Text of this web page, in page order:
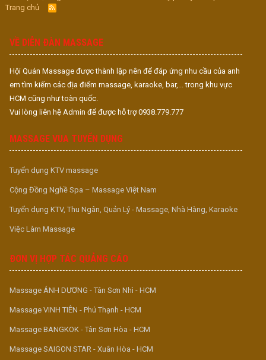
Trang chủ
R
S
VỀ DIỄN ĐÀN MASSAGE
Hội Quán Massage được thành lập nên để đáp ứng nhu cầu của anh
em tìm kiếm các địa điểm massage, karaoke, bar,... trong khu vực
HCM cũng như toàn quốc.
Vui lòng liên hệ Admin để được hỗ trợ 0938.779.777
MASSAGE VUA TUYỂN DỤNG
Tuyển dụng KTV massage
Cộng Đồng Nghề Spa – Massage Việt Nam
Tuyển dụng KTV, Thu Ngân, Quản Lý - Massage, Nhà Hàng, Karaoke
Việc Làm Massage
ĐƠN VỊ HỢP TÁC QUẢNG CÁO
Massage ÁNH DƯƠNG - Tân Sơn Nhì - HCM
Massage VINH TIÊN - Phú Thạnh - HCM
Massage BANGKOK - Tân Sơn Hòa - HCM
Massage SAIGON STAR - Xuân Hòa - HCM